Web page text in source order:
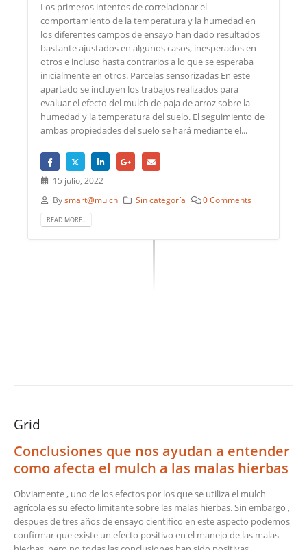
Los primeros intentos de correlacionar el
comportamiento de la temperatura y la humedad en
los diferentes campos de ensayo han dado resultados
bastante ajustados en algunos casos, inesperados en
otros e incluso hasta contrarios a lo que se esperaba
inicialmente en otros. Parcelas sensorizadas En este
apartado se incluyen los trabajos realizados para
evaluar el efecto del mulch de paja de arroz sobre la
humedad y la temperatura del suelo. El seguimiento de
ambas propiedades del suelo se hará mediante el...
15 julio, 2022
Bysmart@mulch Sin categoría 0 Comments
READ MORE...
Grid
Conclusiones que nos ayudan a entender
como afecta el mulch a las malas hierbas
Obviamente , uno de los efectos por los que se utiliza el mulch
agrícola es su efecto limitante sobre las malas hierbas. Sin embargo ,
despues de tres años de ensayo cientifico en este aspecto podemos
confirmar que existe un efecto positivo en el manejo de las malas